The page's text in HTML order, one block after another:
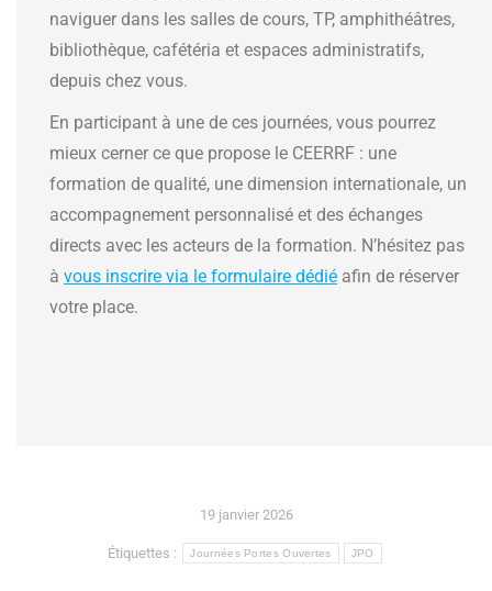
naviguer dans les salles de cours, TP, amphithéâtres,
bibliothèque, cafétéria et espaces administratifs,
depuis chez vous.
En participant à une de ces journées, vous pourrez
mieux cerner ce que propose le CEERRF : une
formation de qualité, une dimension internationale, un
accompagnement personnalisé et des échanges
directs avec les acteurs de la formation. N’hésitez pas
à vous inscrire via le formulaire dédié afin de réserver
votre place.
19 janvier 2026
Étiquettes : Journées Portes Ouvertes JPO